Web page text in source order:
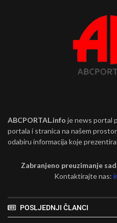
ABCPORTAL.info je news portal
portala i stranica na našem
odabiru informacija koje
Zabranjeno preuzimanje
Kontaktirajte nas:
POSLJEDNJI ČLANCI